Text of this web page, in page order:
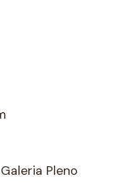
Pleno